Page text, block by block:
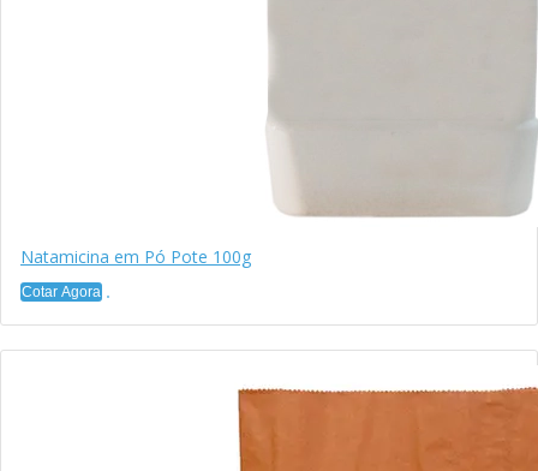
Natamicina em Pó Pote 100g
Cotar Agora